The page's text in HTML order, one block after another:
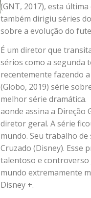
(GNT, 2017), esta
também dirigiu séries
sobre a evolução do
É um diretor que
sérios como a segunda
recentemente fazendo
(Globo, 2019) série
melhor série dramática.
aonde assina a Direção
diretor geral. A série
mundo. Seu trabalho
Cruzado (Disney). Esse
talentoso e
mundo extremamente
Disney +.